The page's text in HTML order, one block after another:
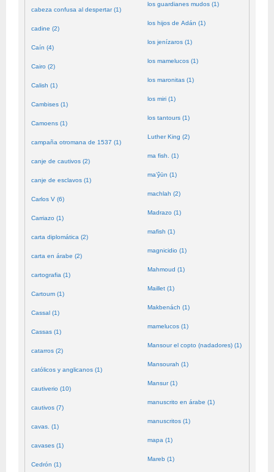
cabeza confusa al despertar (1)
cadine (2)
Caín (4)
Cairo (2)
Calish (1)
Cambises (1)
Camoens (1)
campaña otromana de 1537 (1)
canje de cautivos (2)
canje de esclavos (1)
Carlos V (6)
Carriazo (1)
carta diplomática (2)
carta en árabe (2)
cartografia (1)
Cartoum (1)
Cassal (1)
Cassas (1)
catarros (2)
católicos y anglicanos (1)
cautiverio (10)
cautivos (7)
cavas. (1)
cavases (1)
Cedrón (1)
los guardianes mudos (1)
los hijos de Adán (1)
los jenízaros (1)
los mamelucos (1)
los maronitas (1)
los miri (1)
los tantours (1)
Luther King (2)
ma fish. (1)
ma’ŷūn (1)
machlah (2)
Madrazo (1)
mafish (1)
magnicidio (1)
Mahmoud (1)
Maillet (1)
Makbenách (1)
mamelucos (1)
Mansour el copto (nadadores) (1)
Mansourah (1)
Mansur (1)
manuscrito en árabe (1)
manuscritos (1)
mapa (1)
Mareb (1)